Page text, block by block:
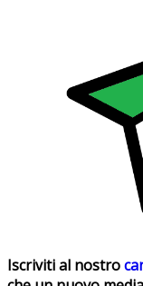
Iscriviti al nostro